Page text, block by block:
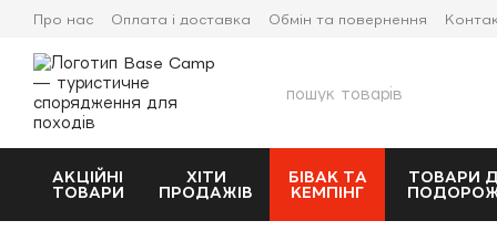
Перейти до основного контенту
Про нас Оплата і доставка Обмін та повернення
АКЦІЙНІ
ТОВАРИ
ХІТИ
ПРОДАЖІВ
БІВАК ТА
КЕМПІНГ
ТОВАРИ